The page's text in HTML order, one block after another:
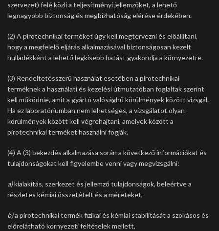
szervezet) felé közli a teljesítményi jellemzőket, a lehető
legnagyobb biztonság és megbízhatóság elérése érdekében.
(2) A pirotechnikai terméket úgy kell megtervezni és előállítani,
hogy a megfelelő eljárás alkalmazásával biztonságosan kezelt
hulladékként a lehető legkisebb hatást gyakorolja a környezetre.
(3) Rendeltetésszerű használat esetében a pirotechnikai
terméknek a használati és kezelési útmutatóban foglaltak szerint
kell működnie, amit a gyártó valósághű körülmények között vizsgál.
Ha ez laboratóriumban nem lehetséges, a vizsgálatot olyan
körülmények között kell végrehajtani, amelyek között a
pirotechnikai terméket használni fogják.
(4) A (3) bekezdés alkalmazása során a következő információkat és
tulajdonságokat kell figyelembe venni vagy megvizsgálni:
a)kialakítás, szerkezet és jellemző tulajdonságok, beleértve a
részletes kémiai összetételt és a méreteket,
b)a pirotechnikai termék fizikai és kémiai stabilitását a szokásos és
előrelátható környezeti feltételek mellett,